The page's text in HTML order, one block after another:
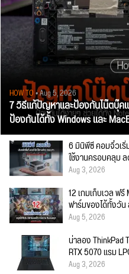
HOW TO• Aug 5, 2026
7 วิธีแก้ปัญหาและป้องกันโน๊ตบุ๊ค
ป้องกันได้ทั้ง Windows และ
6 มินิพีซี คอมจิ๋วเ
ใช้งานครอบคลุม
Aug 3, 2026
12 เกมเก็บเวล ฟ
ฟาร์มของได้ทั้งวั
Aug 5, 2026
น่าลอง ThinkPad
RTX 5070 แรม
Aug 3, 2026